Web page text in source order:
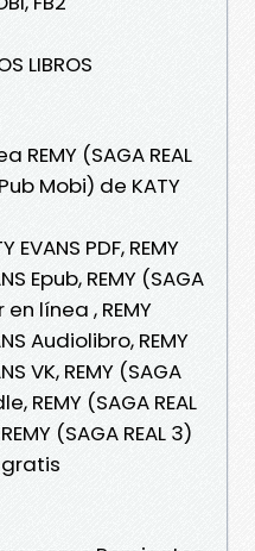
LIBROS
(SAGA REAL
Mobi) de KATY
EVANS PDF, REMY
Epub, REMY (SAGA
en línea , REMY
Audiolibro, REMY
VK, REMY (SAGA
REMY (SAGA REAL
(SAGA REAL 3)
gratis